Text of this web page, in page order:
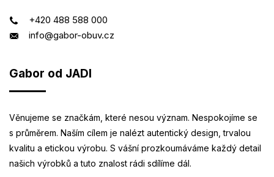
+420 488 588 000
info@gabor-obuv.cz
Gabor od JADI
Věnujeme se značkám, které nesou význam. Nespokojíme se
s průměrem. Naším cílem je nalézt autentický design, trvalou
kvalitu a etickou výrobu. S vášní prozkoumáváme každý detail
našich výrobků a tuto znalost rádi sdílíme dál.